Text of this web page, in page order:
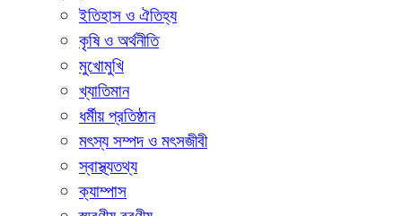
ইতিহাস ও ঐতিহ্য
কৃষি ও অর্থনীতি
মুখোমুখি
খ্যাতিমান
ধর্মীয় প্রতিষ্ঠান
মৎস্য সম্পদ ও মৎসজীবী
স্বাস্থ্যতথ্য
ক্যাম্পাস